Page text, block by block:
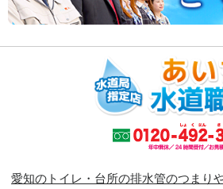
愛知のトイレ・台所の排水管のつまり